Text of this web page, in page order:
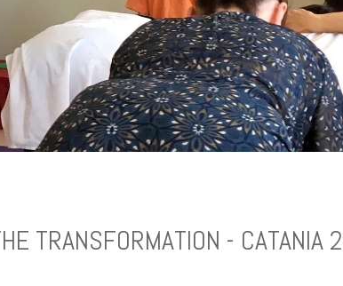
TRANSFORMATION - CATANIA